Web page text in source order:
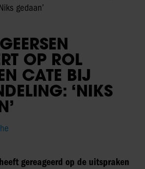
gedaan’
OP ROL
CATE BIJ
‘NIKS
gereageerd op de uitspraken